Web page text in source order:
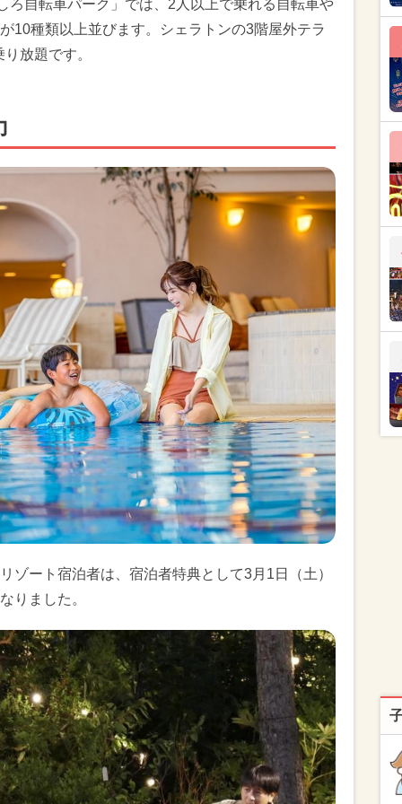
ろ自転車パーク」では、2人以上で乗れる自転車や
10種類以上並びます。シェラトンの3階屋外テラ
放題です。
ゾート宿泊者は、宿泊者特典として3月1日（土）
りました。